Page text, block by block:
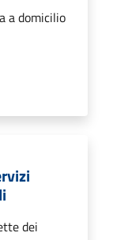
a domicilio
dei